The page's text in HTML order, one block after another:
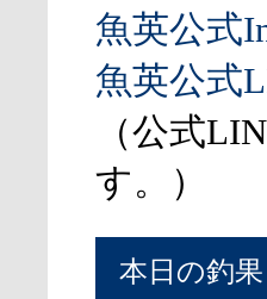
魚英公式
魚英公式
（公式
す。）
本日の釣果